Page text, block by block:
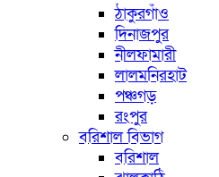
ঠাকুরগাঁও
দিনাজপুর
নীলফামারী
লালমনিরহাট
পঞ্চগড়
রংপুর
বরিশাল বিভাগ
বরিশাল